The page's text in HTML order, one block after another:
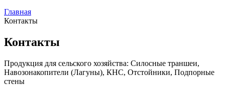
Главная
Контакты
Контакты
Продукция для сельского хозяйства: Силосные траншеи,
Навозонакопители (Лагуны), КНС, Отстойники, Подпорные
стены